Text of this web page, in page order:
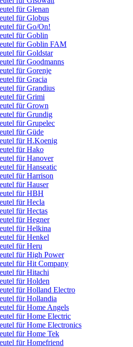
für Glenan
für Globus
für Go/On!
für Goblin
für Goblin FAM
für Goldstar
für Goodmanns
für Gorenje
für Gracia
für Grandius
für Grimi
für Grown
für Grundig
für Grupelec
für Güde
für H.Koenig
für Hako
für Hanover
für Hanseatic
für Harrison
für Hauser
für HBH
für Hecla
für Hectas
für Hegner
für Helkina
für Henkel
für Heru
für High Power
für Hit Company
für Hitachi
für Holden
für Holland Electro
für Hollandia
für Home Angels
für Home Electric
für Home Electronics
für Home Tek
für Homefriend